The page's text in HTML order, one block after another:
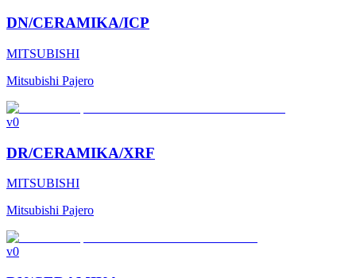
DN/CERAMIKA/ICP
MITSUBISHI
Mitsubishi Pajero
v0
DR/CERAMIKA/XRF
MITSUBISHI
Mitsubishi Pajero
v0